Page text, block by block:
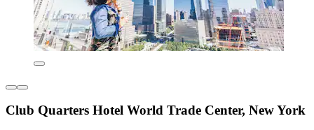
Club Quarters Hotel World Trade Center, New York